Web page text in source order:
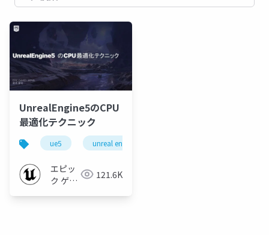
UnrealEngine5のCPU
最適化テクニック
ue5 unreal engine 5
エピッ
ク ゲー
121.6K